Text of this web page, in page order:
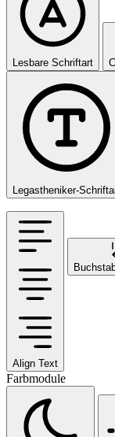
Lesbare Schriftart
Legastheniker-
Align Text
Farbmodule